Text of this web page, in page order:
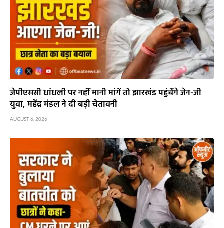
जेपीएससी धांधली पर नहीं मानी मांगें तो झारखंड पहुंचेंगे जेन-जी
युवा, महेंद्र मंडल ने दी बड़ी चेतावनी
AUGUST 6, 2026